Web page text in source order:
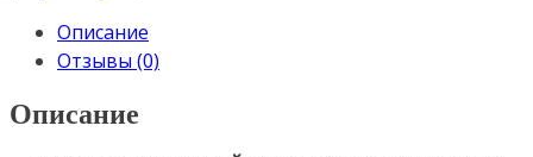
подушка
мягкая.
100%
Описание
Отзывы (0)
Описание